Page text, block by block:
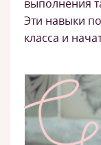
выполнения
Эти навыки
класса и